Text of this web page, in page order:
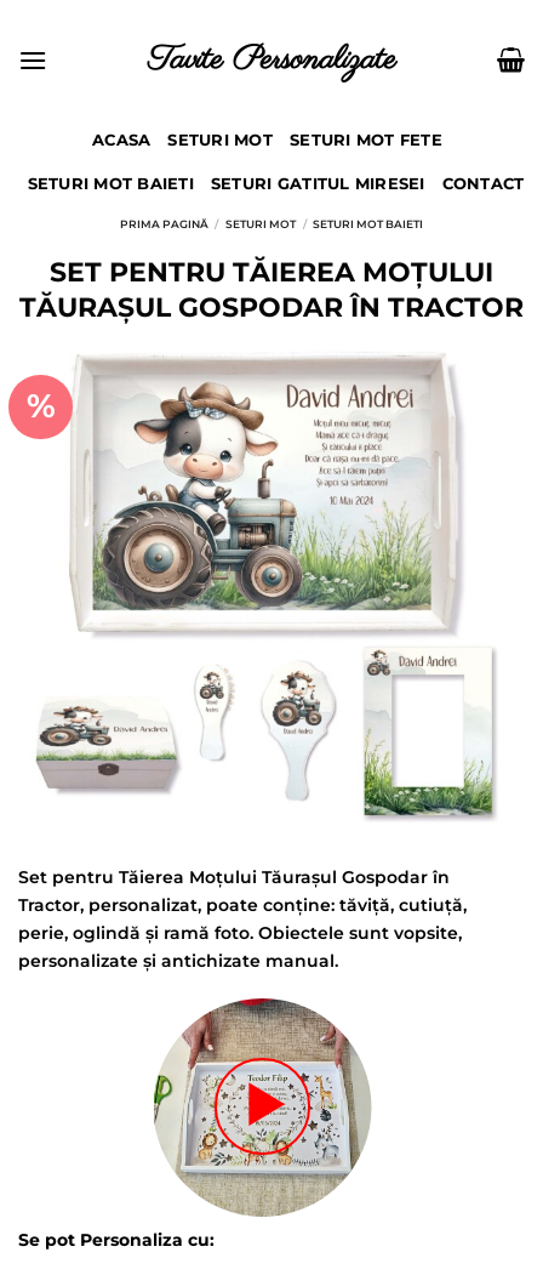
content
Tavite Personalizate
ACASA SETURI MOT SETURI MOT FETE
SETURI MOT BAIETI SETURI GATITUL MIRESEI CONTACT
PRIMA PAGINĂ / SETURI MOT / SETURI MOT BAIETI
SET PENTRU TĂIEREA MOȚULUI
TĂURAȘUL GOSPODAR ÎN TRACTOR
%
Set pentru Tăierea Moțului Tăurașul Gospodar în
Tractor, personalizat, poate conține: tăviță, cutiuță,
perie, oglindă și ramă foto. Obiectele sunt vopsite,
personalizate și antichizate manual.
Se pot Personaliza cu: